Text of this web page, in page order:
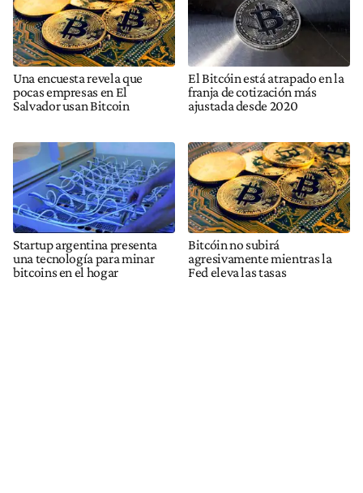
Una encuesta revela que
pocas empresas en El
Salvador usan Bitcoin
El Bitcóin está atrapado en la
franja de cotización más
ajustada desde 2020
Startup argentina presenta
una tecnología para minar
bitcoins en el hogar
Bitcóin no subirá
agresivamente mientras la
Fed eleva las tasas